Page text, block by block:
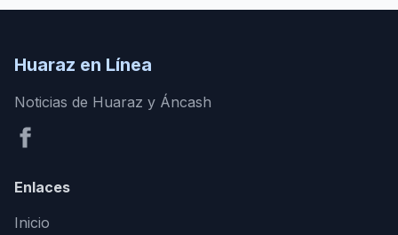
Huaraz en Línea
Noticias de Huaraz y Áncash
Enlaces
Inicio